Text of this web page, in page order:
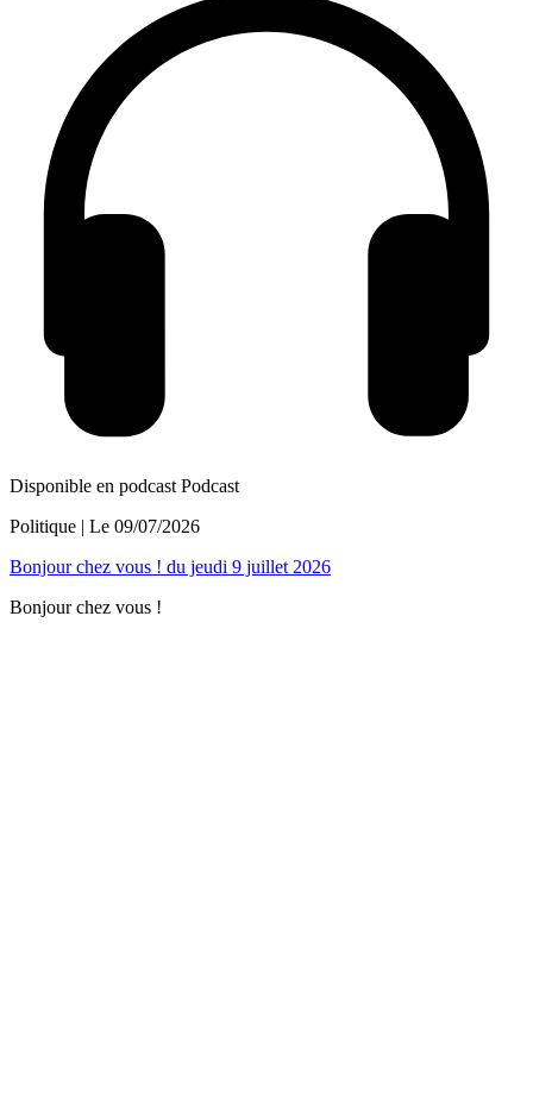
Disponible en podcast Podcast
Politique | Le 09/07/2026
Bonjour chez vous ! du jeudi 9 juillet 2026
Bonjour chez vous !